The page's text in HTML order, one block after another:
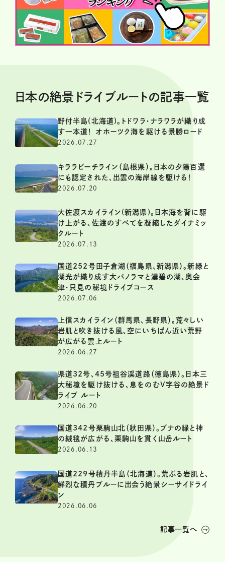
日本の絶景ドライブルートの記事一覧
野付半島(北海道)。トドワラ・ナラワラが織り成
す一本道！ オホーツク海を駆ける景勝ロード
2026.07.27
キララビーチライン（島根県）。日本の夕陽百選
にも認定された、出雲の海岸線を駆ける！
2026.07.20
大佐渡スカイライン(新潟県)。日本海を背に駆
け上がる、佐渡のすべてを凝縮したダイナミッ
クルート
2026.07.13
国道252号田子倉湖（福島県、新潟県）。新緑と
湖光が織り成す大パノラマと濃碧の湖、奥会
津・只見の秘境ドライブコース
2026.07.06
上信スカイライン（群馬県、長野県）。荒々しい
岩肌と吹き抜ける風、空にいちばん近い荒野
が広がる雲上ルート
2026.06.27
県道32号、45号祖谷渓道路（徳島県）。日本三
大秘境を駆け抜ける、息をのむV字谷の絶景ド
ライブ ルート
2026.06.20
国道342号栗駒山北（秋田県）。ブナの緑と神
の絨毯が広がる、栗駒山を貫く山岳ルート
2026.06.13
国道229号積丹半島（北海道）。荒ぶる岩肌と、
鮮烈な積丹ブルーに出会う絶景シーサイドライ
ン
2026.06.06
記事一覧へ